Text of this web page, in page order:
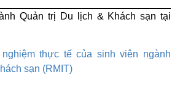
Quản trị Du lịch & Khách sạn tại
nghiệm thực tế của sinh viên ngành
sạn (RMIT)